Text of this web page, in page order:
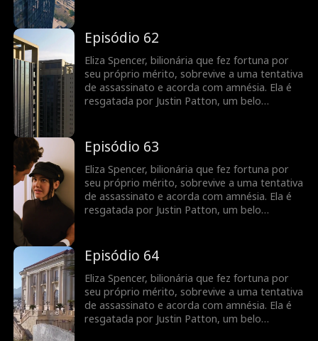
bilionário fingindo ser uma pessoa com
deficiência. Quando recupera a memória, ela
mantém sua identidade em segredo para
recuperar sua empresa das mãos de sua
família gananciosa e proteger Justin de seu
meio-irmão cruel e de sua madrasta.
Episódio 62
Eliza Spencer, bilionária que fez fortuna por
seu próprio mérito, sobrevive a uma tentativa
de assassinato e acorda com amnésia. Ela é
resgatada por Justin Patton, um belo
bilionário fingindo ser uma pessoa com
deficiência. Quando recupera a memória, ela
mantém sua identidade em segredo para
recuperar sua empresa das mãos de sua
família gananciosa e proteger Justin de seu
meio-irmão cruel e de sua madrasta.
Episódio 63
Eliza Spencer, bilionária que fez fortuna por
seu próprio mérito, sobrevive a uma tentativa
de assassinato e acorda com amnésia. Ela é
resgatada por Justin Patton, um belo
bilionário fingindo ser uma pessoa com
deficiência. Quando recupera a memória, ela
mantém sua identidade em segredo para
recuperar sua empresa das mãos de sua
família gananciosa e proteger Justin de seu
meio-irmão cruel e de sua madrasta.
Episódio 64
Eliza Spencer, bilionária que fez fortuna por
seu próprio mérito, sobrevive a uma tentativa
de assassinato e acorda com amnésia. Ela é
resgatada por Justin Patton, um belo